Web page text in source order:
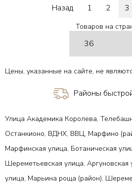
В 1 клик
Назад 1 2 3
Товаров на
Цены, указанные на сайте, не
Районы
Улица Академика Королева,
Останкионо, ВДНХ, ВВЦ, Марфино
Марфинская улица, Ботаническая
Шереметьевская улица, Аргуновская
улица, Марьина роща (район),